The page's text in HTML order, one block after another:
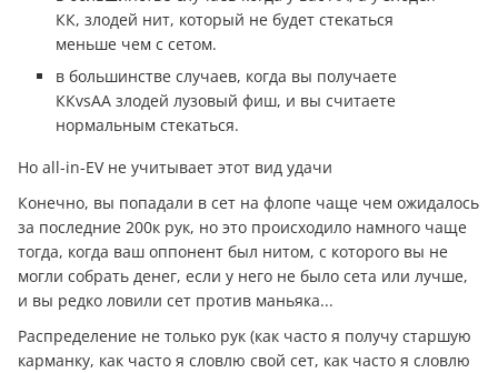
КК, злодей нит, который не будет стекаться
меньше чем с сетом.
в большинстве случаев, когда вы получаете
ККvsАА злодей лузовый фиш, и вы считаете
нормальным стекаться.
Но all-in-EV не учитывает этот вид удачи
Конечно, вы попадали в сет на флопе чаще чем ожидалось
за последние 200к рук, но это происходило намного чаще
тогда, когда ваш оппонент был нитом, с которого вы не
могли собрать дeнeг, если у него не было сета или лучше,
и вы редко ловили сет против маньяка...
Распределение не только рук (как часто я получу старшую
карманку, как часто я словлю свой сет, как часто я словлю